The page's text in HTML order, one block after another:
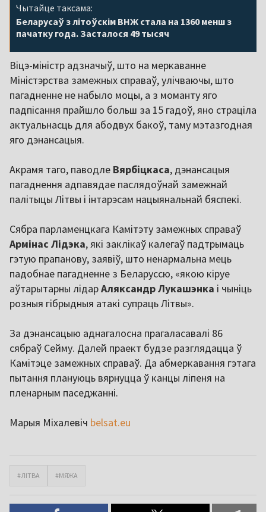
Чытайце таксама:
Беларусаў з літоўскім ВНЖ стала на 1360 менш з
пачатку года. Засталося 49 тысяч
Віцэ-міністр адзначыў, што на меркаванне
Міністэрства замежных справаў, улічваючы, што
пагадненне не набыло моцы, а з моманту яго
падпісання прайшло больш за 15 гадоў, яно страціла
актуальнасць для абодвух бакоў, таму мэтазгодная
яго дэнансацыя.
Акрамя таго, паводле Вярбіцкаса, дэнансацыя
пагаднення адпавядае паслядоўнай замежнай
палітыцы Літвы і інтарэсам нацыянальнай бяспекі.
Сябра парламенцкага Камітэту замежных справаў
Армінас Лідэка, які заклікаў калегаў падтрымаць
гэтую прапанову, заявіў, што ненармальна мець
падобнае пагадненне з Беларуссю, «якою кіруе
аўтарытарны лідарАляксандр Лукашэнка і чыніць
розныя гібрыдныя атакі супраць Літвы».
За дэнансацыю аднагалосна прагаласавалі 86
сябраў Сейму. Далей праект будзе разглядацца ў
Камітэце замежных справаў. Да абмеркавання гэтага
пытання плануюць вярнуцца ў канцы ліпеня на
пленарным паседжанні.
Марыя Міхалевіч belsat.eu
#ЛІТВА #МЯЖА